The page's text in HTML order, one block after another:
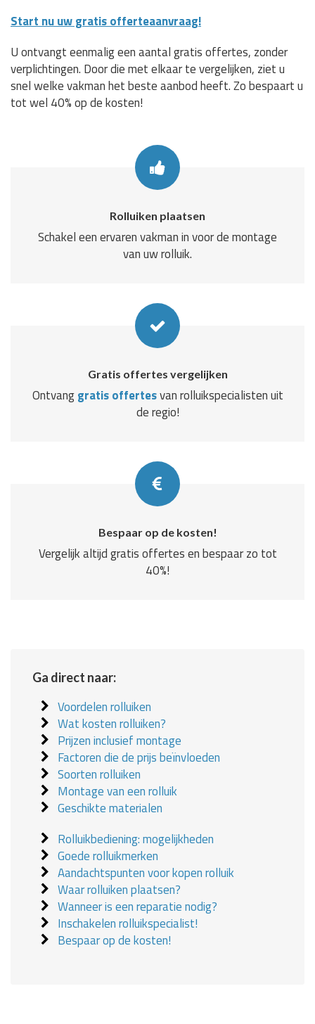
Start nu uw gratis offerteaanvraag!
U ontvangt eenmalig een aantal gratis offertes, zonder
verplichtingen. Door die met elkaar te vergelijken, ziet u
snel welke vakman het beste aanbod heeft. Zo bespaart u
tot wel 40% op de kosten!
Rolluiken plaatsen
Schakel een ervaren vakman in voor de montage
van uw rolluik.
Gratis offertes vergelijken
Ontvanggratis offertesvan rolluikspecialisten uit
de regio!
Bespaar op de kosten!
Vergelijk altijd gratis offertes en bespaar zo tot
40%!
Ga direct naar:
Voordelen rolluiken
Wat kosten rolluiken?
Prijzen inclusief montage
Factoren die de prijs beïnvloeden
Soorten rolluiken
Montage van een rolluik
Geschikte materialen
Rolluikbediening: mogelijkheden
Goede rolluikmerken
Aandachtspunten voor kopen rolluik
Waar rolluiken plaatsen?
Wanneer is een reparatie nodig?
Inschakelen rolluikspecialist!
Bespaar op de kosten!